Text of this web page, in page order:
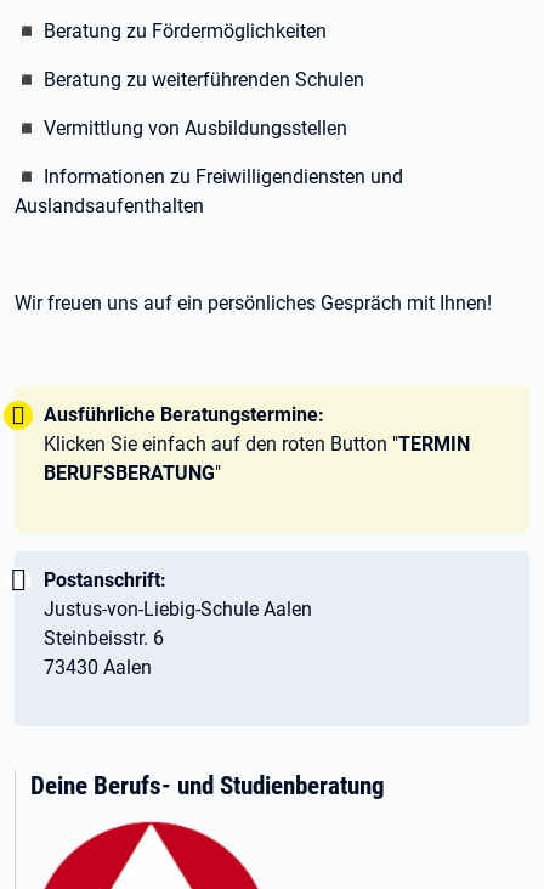
◾ Beratung zu Fördermöglichkeiten
◾ Beratung zu weiterführenden Schulen
◾ Vermittlung von Ausbildungsstellen
◾ Informationen zu Freiwilligendiensten und
Auslandsaufenthalten
Wir freuen uns auf ein persönliches Gespräch mit Ihnen!
Tipp:
Ausführliche Beratungstermine:
Klicken Sie einfach auf den roten Button "TERMIN
BERUFSBERATUNG"
Wichtig:
Postanschrift:
Justus-von-Liebig-Schule Aalen
Steinbeisstr. 6
73430 Aalen
Deine Berufs- und Studienberatung